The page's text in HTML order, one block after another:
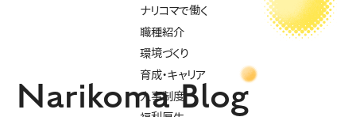
ナリコマで働く
職種紹介
環境づくり
育成・キャリア
人事制度
Narikoma Blog